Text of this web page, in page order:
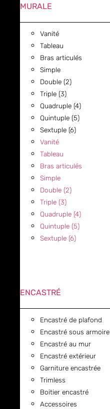
MURALE
Vanité
Tableau
Bras articulés
Simple
Double (2)
Triple (3)
Quadruple (4)
Quintuple (5)
Sextuple (6)
Vanité
Tableau
Bras articulés
Simple
Double (2)
Triple (3)
Quadruple (4)
Quintuple (5)
Sextuple (6)
ENCASTRÉ
Encastré de plafond
Encastré sous armoire
Encastré au mur
Encastré extérieur
Garniture encastrée
Trimless
Boitier encastré
Accessoires